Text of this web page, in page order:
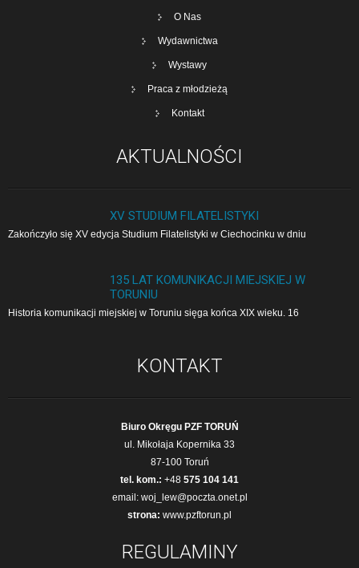
O Nas
Wydawnictwa
Wystawy
Praca z młodzieżą
Kontakt
AKTUALNOŚCI
XV STUDIUM FILATELISTYKI
Zakończyło się XV edycja Studium Filatelistyki w Cie­cho­cin­ku w dniu
135 LAT KOMUNIKACJI MIEJSKIEJ W
TORUNIU
Historia komunikacji miejskiej w Toruniu sięga końca XIX wieku. 16
KONTAKT
Biuro Okręgu PZF TORUŃ
ul. Mikołaja Kopernika 33
87-100 Toruń
tel. kom.: +48 575 104 141
email: woj_lew@poczta.onet.pl
strona: www.pzftorun.pl
REGULAMINY